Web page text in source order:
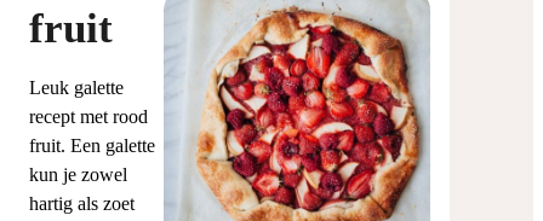
fruit
Leuk galette
recept met rood
fruit. Een galette
kun je zowel
hartig als zoet